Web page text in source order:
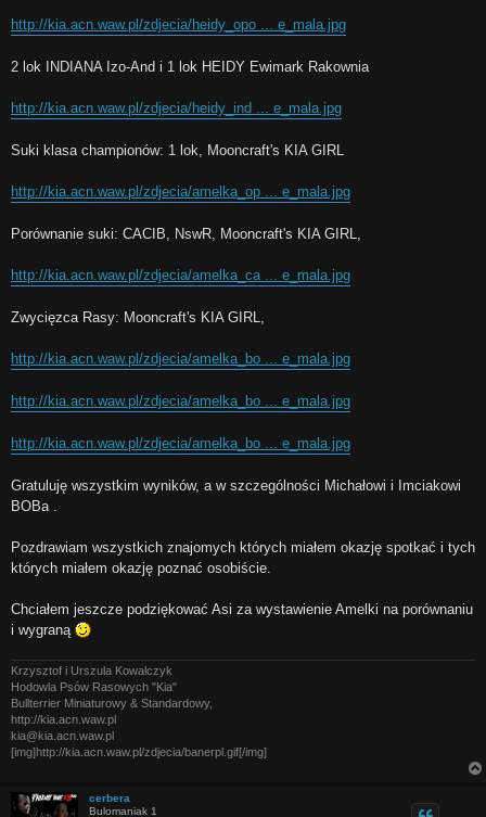
http://kia.acn.waw.pl/zdjecia/heidy_opo ... e_mala.jpg
2 lok INDIANA Izo-And i 1 lok HEIDY Ewimark Rakownia
http://kia.acn.waw.pl/zdjecia/heidy_ind ... e_mala.jpg
Suki klasa championów: 1 lok, Mooncraft's KIA GIRL
http://kia.acn.waw.pl/zdjecia/amelka_op ... e_mala.jpg
Porównanie suki: CACIB, NswR, Mooncraft's KIA GIRL,
http://kia.acn.waw.pl/zdjecia/amelka_ca ... e_mala.jpg
Zwycięzca Rasy: Mooncraft's KIA GIRL,
http://kia.acn.waw.pl/zdjecia/amelka_bo ... e_mala.jpg
http://kia.acn.waw.pl/zdjecia/amelka_bo ... e_mala.jpg
http://kia.acn.waw.pl/zdjecia/amelka_bo ... e_mala.jpg
Gratuluję wszystkim wyników, a w szczególności Michałowi i Imciakowi
BOBa .
Pozdrawiam wszystkich znajomych których miałem okazję spotkać i tych
których miałem okazję poznać osobiście.
Chciałem jeszcze podziękować Asi za wystawienie Amelki na porównaniu
i wygraną
Krzysztof i Urszula Kowalczyk
Hodowla Psów Rasowych "Kia"
Bullterrier Miniaturowy & Standardowy,
http://kia.acn.waw.pl
kia@kia.acn.waw.pl
[img]http://kia.acn.waw.pl/zdjecia/banerpl.gif[/img]
cerbera
Bulomaniak 1